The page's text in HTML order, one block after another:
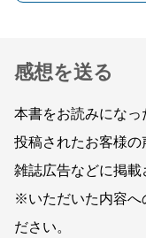
感想を送る
本書をお読みになっ
投稿されたお客様の
雑誌広告などに掲載
※いただいた内容へ
ださい。